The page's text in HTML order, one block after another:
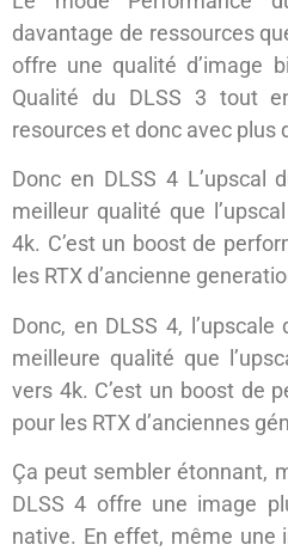
davantage de ressources
offre une qualité d’image
Qualité du DLSS 3 tout
resources et donc avec plus
Donc en DLSS 4 L’upscal
meilleur qualité que
4k. C’est un boost de
les RTX d’ancienne
Donc, en DLSS 4,
meilleure qualité que
vers 4k. C’est un boost de
pour les RTX d’anciennes
Ça peut sembler étonnant,
DLSS 4 offre une image
native. En effet, même une